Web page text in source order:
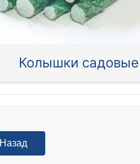
Колышки садовые
Назад